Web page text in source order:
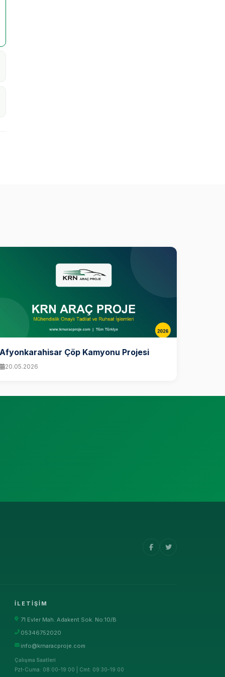
Afyonkarahisar Çöp Kamyonu Projesi
20.05.2026
İLETIŞIM
71 Evler Mah. Adakent Sok. No:10/B
05346752020
info@krnaracproje.com
Çalışma Saatleri
Pzt-Cuma: 08:00-19:00 | Cmt: 09:30-19:00